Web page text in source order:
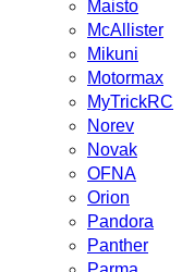
Maisto
McAllister
Mikuni
Motormax
MyTrickRC
Norev
Novak
OFNA
Orion
Pandora
Panther